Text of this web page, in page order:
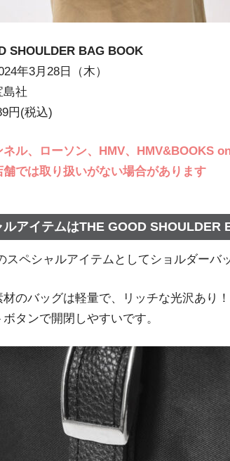
SHOULDER BAG BOOK
年3月28日（木）
島社
円(税込)
ネル、ローソン、HMV、HMV&BOOKS
では取り扱いがない場合があります
ルアイテムはTHE GOOD SHOULDER
スペシャルアイテムとしてショルダーバ
のバッグは軽量で、リッチな光沢あり！
タンで開閉しやすいです。